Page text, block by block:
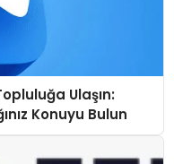
Ulaşın:
Konuyu Bulun